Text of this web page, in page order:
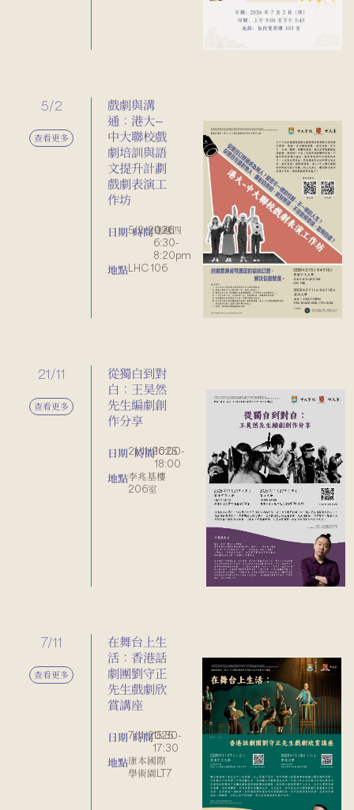
5/2
查看更多
戲劇與溝
通：港大—
中大聯校戲
劇培訓與語
文提升計劃
戲劇表演工
作坊
日期5/2/2026
時間逢週四
6:30-
8:20pm
地點LHC 106
21/11
查看更多
從獨白到對
白：王昊然
先生編劇創
作分享
日期21/11/2025
時間16:00-
18:00
地點李兆基樓
206室
7/11
查看更多
在舞台上生
活：香港話
劇團劉守正
先生戲劇欣
賞講座
日期7/11/2025
時間15:30-
17:30
地點康本國際
學術園LT7